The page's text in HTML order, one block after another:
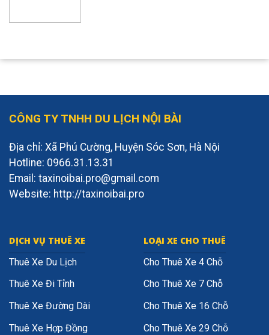
CÔNG TY TNHH DU LỊCH NỘI BÀI
Địa chỉ: Xã Phú Cường, Huyện Sóc Sơn, Hà Nội
Hotline: 0966.31.13.31
Email: taxinoibai.pro@gmail.com
Website: http://taxinoibai.pro
DỊCH VỤ THUÊ XE
Thuê Xe Du Lịch
Thuê Xe Đi Tỉnh
Thuê Xe Đường Dài
Thuê Xe Hợp Đồng
LOẠI XE CHO THUÊ
Cho Thuê Xe 4 Chỗ
Cho Thuê Xe 7 Chỗ
Cho Thuê Xe 16 Chỗ
Cho Thuê Xe 29 Chỗ